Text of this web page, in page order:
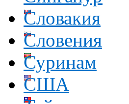
Словакия
Словения
Суринам
США